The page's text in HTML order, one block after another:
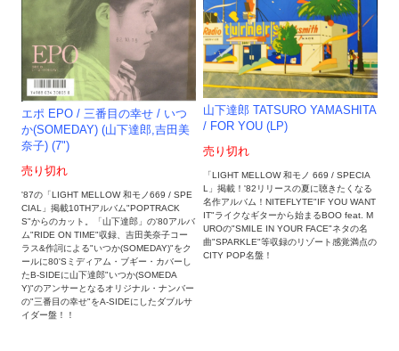
エポ EPO / 三番目の幸せ / いつ
か(SOMEDAY) (山下達郎,吉田美
奈子) (7")
売り切れ
'87の「LIGHT MELLOW 和モノ669 / SPE
CIAL」掲載10THアルバム"POPTRACK
S"からのカット。「山下達郎」の'80アルバ
ム"RIDE ON TIME"収録、吉田美奈子コー
ラス&作詞による"いつか(SOMEDAY)"をク
ールに80'Sミディアム・ブギー・カバーし
たB-SIDEに山下達郎"いつか(SOMEDA
Y)"のアンサーとなるオリジナル・ナンバー
の"三番目の幸せ"をA-SIDEにしたダブルサ
イダー盤！！
山下達郎 TATSURO YAMASHITA
/ FOR YOU (LP)
売り切れ
「LIGHT MELLOW 和モノ 669 / SPECIA
L」掲載！'82リリースの夏に聴きたくなる
名作アルバム！NITEFLYTE"IF YOU WANT
IT"ライクなギターから始まるBOO feat. M
UROの"SMILE IN YOUR FACE"ネタの名
曲"SPARKLE"等収録のリゾート感覚満点の
CITY POP名盤！